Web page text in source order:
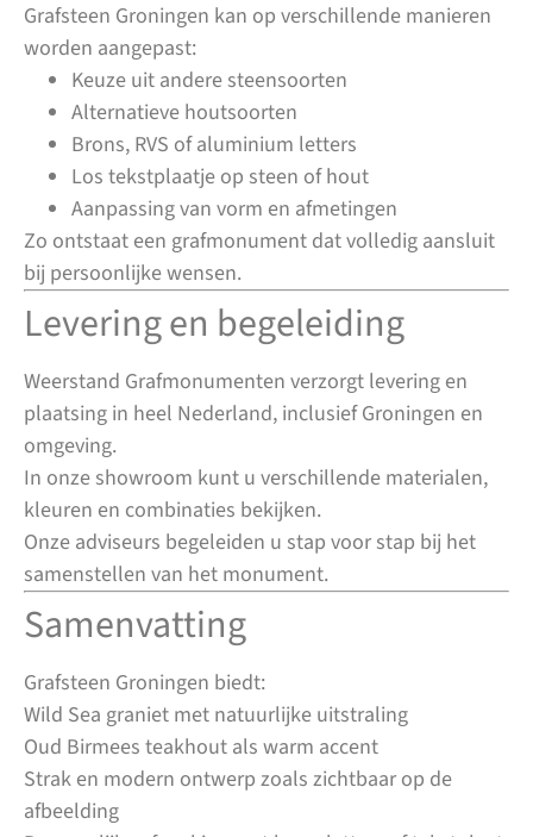
Grafsteen Groningen kan op verschillende manieren
worden aangepast:
Keuze uit andere steensoorten
Alternatieve houtsoorten
Brons, RVS of aluminium letters
Los tekstplaatje op steen of hout
Aanpassing van vorm en afmetingen
Zo ontstaat een grafmonument dat volledig aansluit
bij persoonlijke wensen.
Levering en begeleiding
Weerstand Grafmonumenten verzorgt levering en
plaatsing in heel Nederland, inclusief Groningen en
omgeving.
In onze showroom kunt u verschillende materialen,
kleuren en combinaties bekijken.
Onze adviseurs begeleiden u stap voor stap bij het
samenstellen van het monument.
Samenvatting
Grafsteen Groningen biedt:
Wild Sea graniet met natuurlijke uitstraling
Oud Birmees teakhout als warm accent
Strak en modern ontwerp zoals zichtbaar op de
afbeelding